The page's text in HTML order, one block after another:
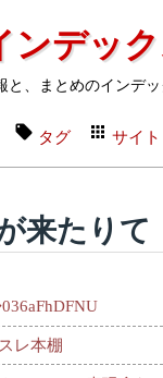
ンデッ
と、まとめのインデッ
タグ サイト
来たりて
レ本棚